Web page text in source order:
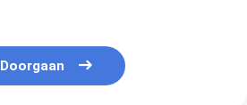
Doorgaan